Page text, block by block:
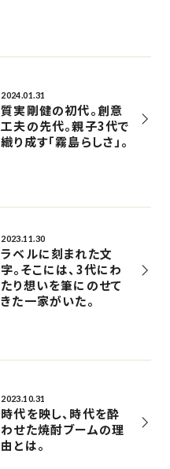
2024.01.31
質実剛健の初代。創意
工夫の先代。親子3代で
織り成す「霧島らしさ」。
2023.11.30
ラベルに刻まれた文
字。そこには、3代にわ
たり想いを筆にのせて
きた一家がいた。
2023.10.31
時代を映し、時代を酔
わせた焼酎ブームの理
由とは。